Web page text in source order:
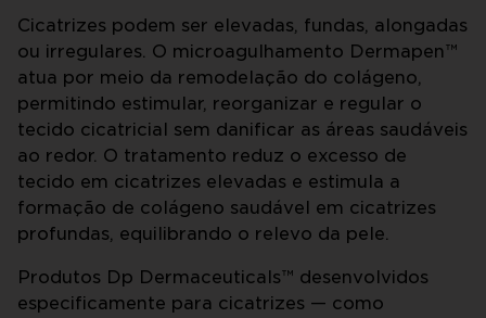
Cicatrizes podem ser elevadas, fundas, alongadas
ou irregulares. O microagulhamento Dermapen™
atua por meio da remodelação do colágeno,
permitindo estimular, reorganizar e regular o
tecido cicatricial sem danificar as áreas saudáveis
ao redor. O tratamento reduz o excesso de
tecido em cicatrizes elevadas e estimula a
formação de colágeno saudável em cicatrizes
profundas, equilibrando o relevo da pele.
Produtos Dp Dermaceuticals™ desenvolvidos
especificamente para cicatrizes — como